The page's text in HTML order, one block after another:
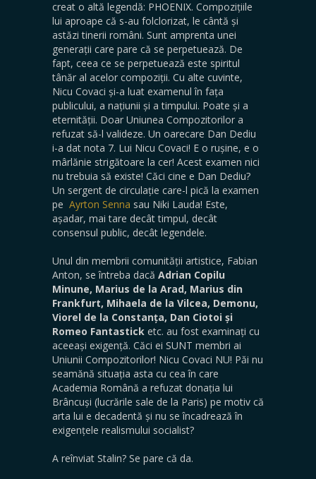
creat o altă legendă: PHOENIX. Compozițiile
lui aproape că s-au folclorizat, le cântă și
astăzi tinerii români. Sunt amprenta unei
generații care pare că se perpetuează. De
fapt, ceea ce se perpetuează este spiritul
tânăr al acelor compoziții. Cu alte cuvinte,
Nicu Covaci și-a luat examenul în fața
publicului, a națiunii și a timpului. Poate și a
eternității. Doar Uniunea Compozitorilor a
refuzat să-l valideze. Un oarecare Dan Dediu
i-a dat nota 7. Lui Nicu Covaci! E o rușine, e o
mârlănie strigătoare la cer! Acest examen nici
nu trebuia să existe! Căci cine e Dan Dediu?
Un sergent de circulație care-l pică la examen
pe Ayrton Senna sau Niki Lauda! Este,
așadar, mai tare decât timpul, decât
consensul public, decât legendele.
Unul din membrii comunității artistice, Fabian
Anton, se întreba dacă Adrian Copilu
Minune, Marius de la Arad, Marius din
Frankfurt, Mihaela de la Vilcea, Demonu,
Viorel de la Constanța, Dan Ciotoi și
Romeo Fantastick etc. au fost examinați cu
aceeași exigență. Căci ei SUNT membri ai
Uniunii Compozitorilor! Nicu Covaci NU! Păi nu
seamănă situația asta cu cea în care
Academia Română a refuzat donația lui
Brâncuși (lucrările sale de la Paris) pe motiv că
arta lui e decadentă și nu se încadrează în
exigențele realismului socialist?
A reînviat Stalin? Se pare că da.